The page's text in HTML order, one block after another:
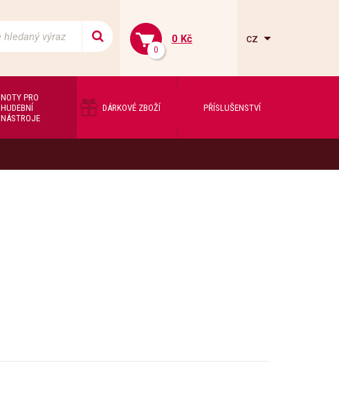
0
0 Kč cz
NOTY PRO
HUDEBNÍ
NÁSTROJE
DÁRKOVÉ ZBOŽÍ PŘÍSLUŠENSTVÍ